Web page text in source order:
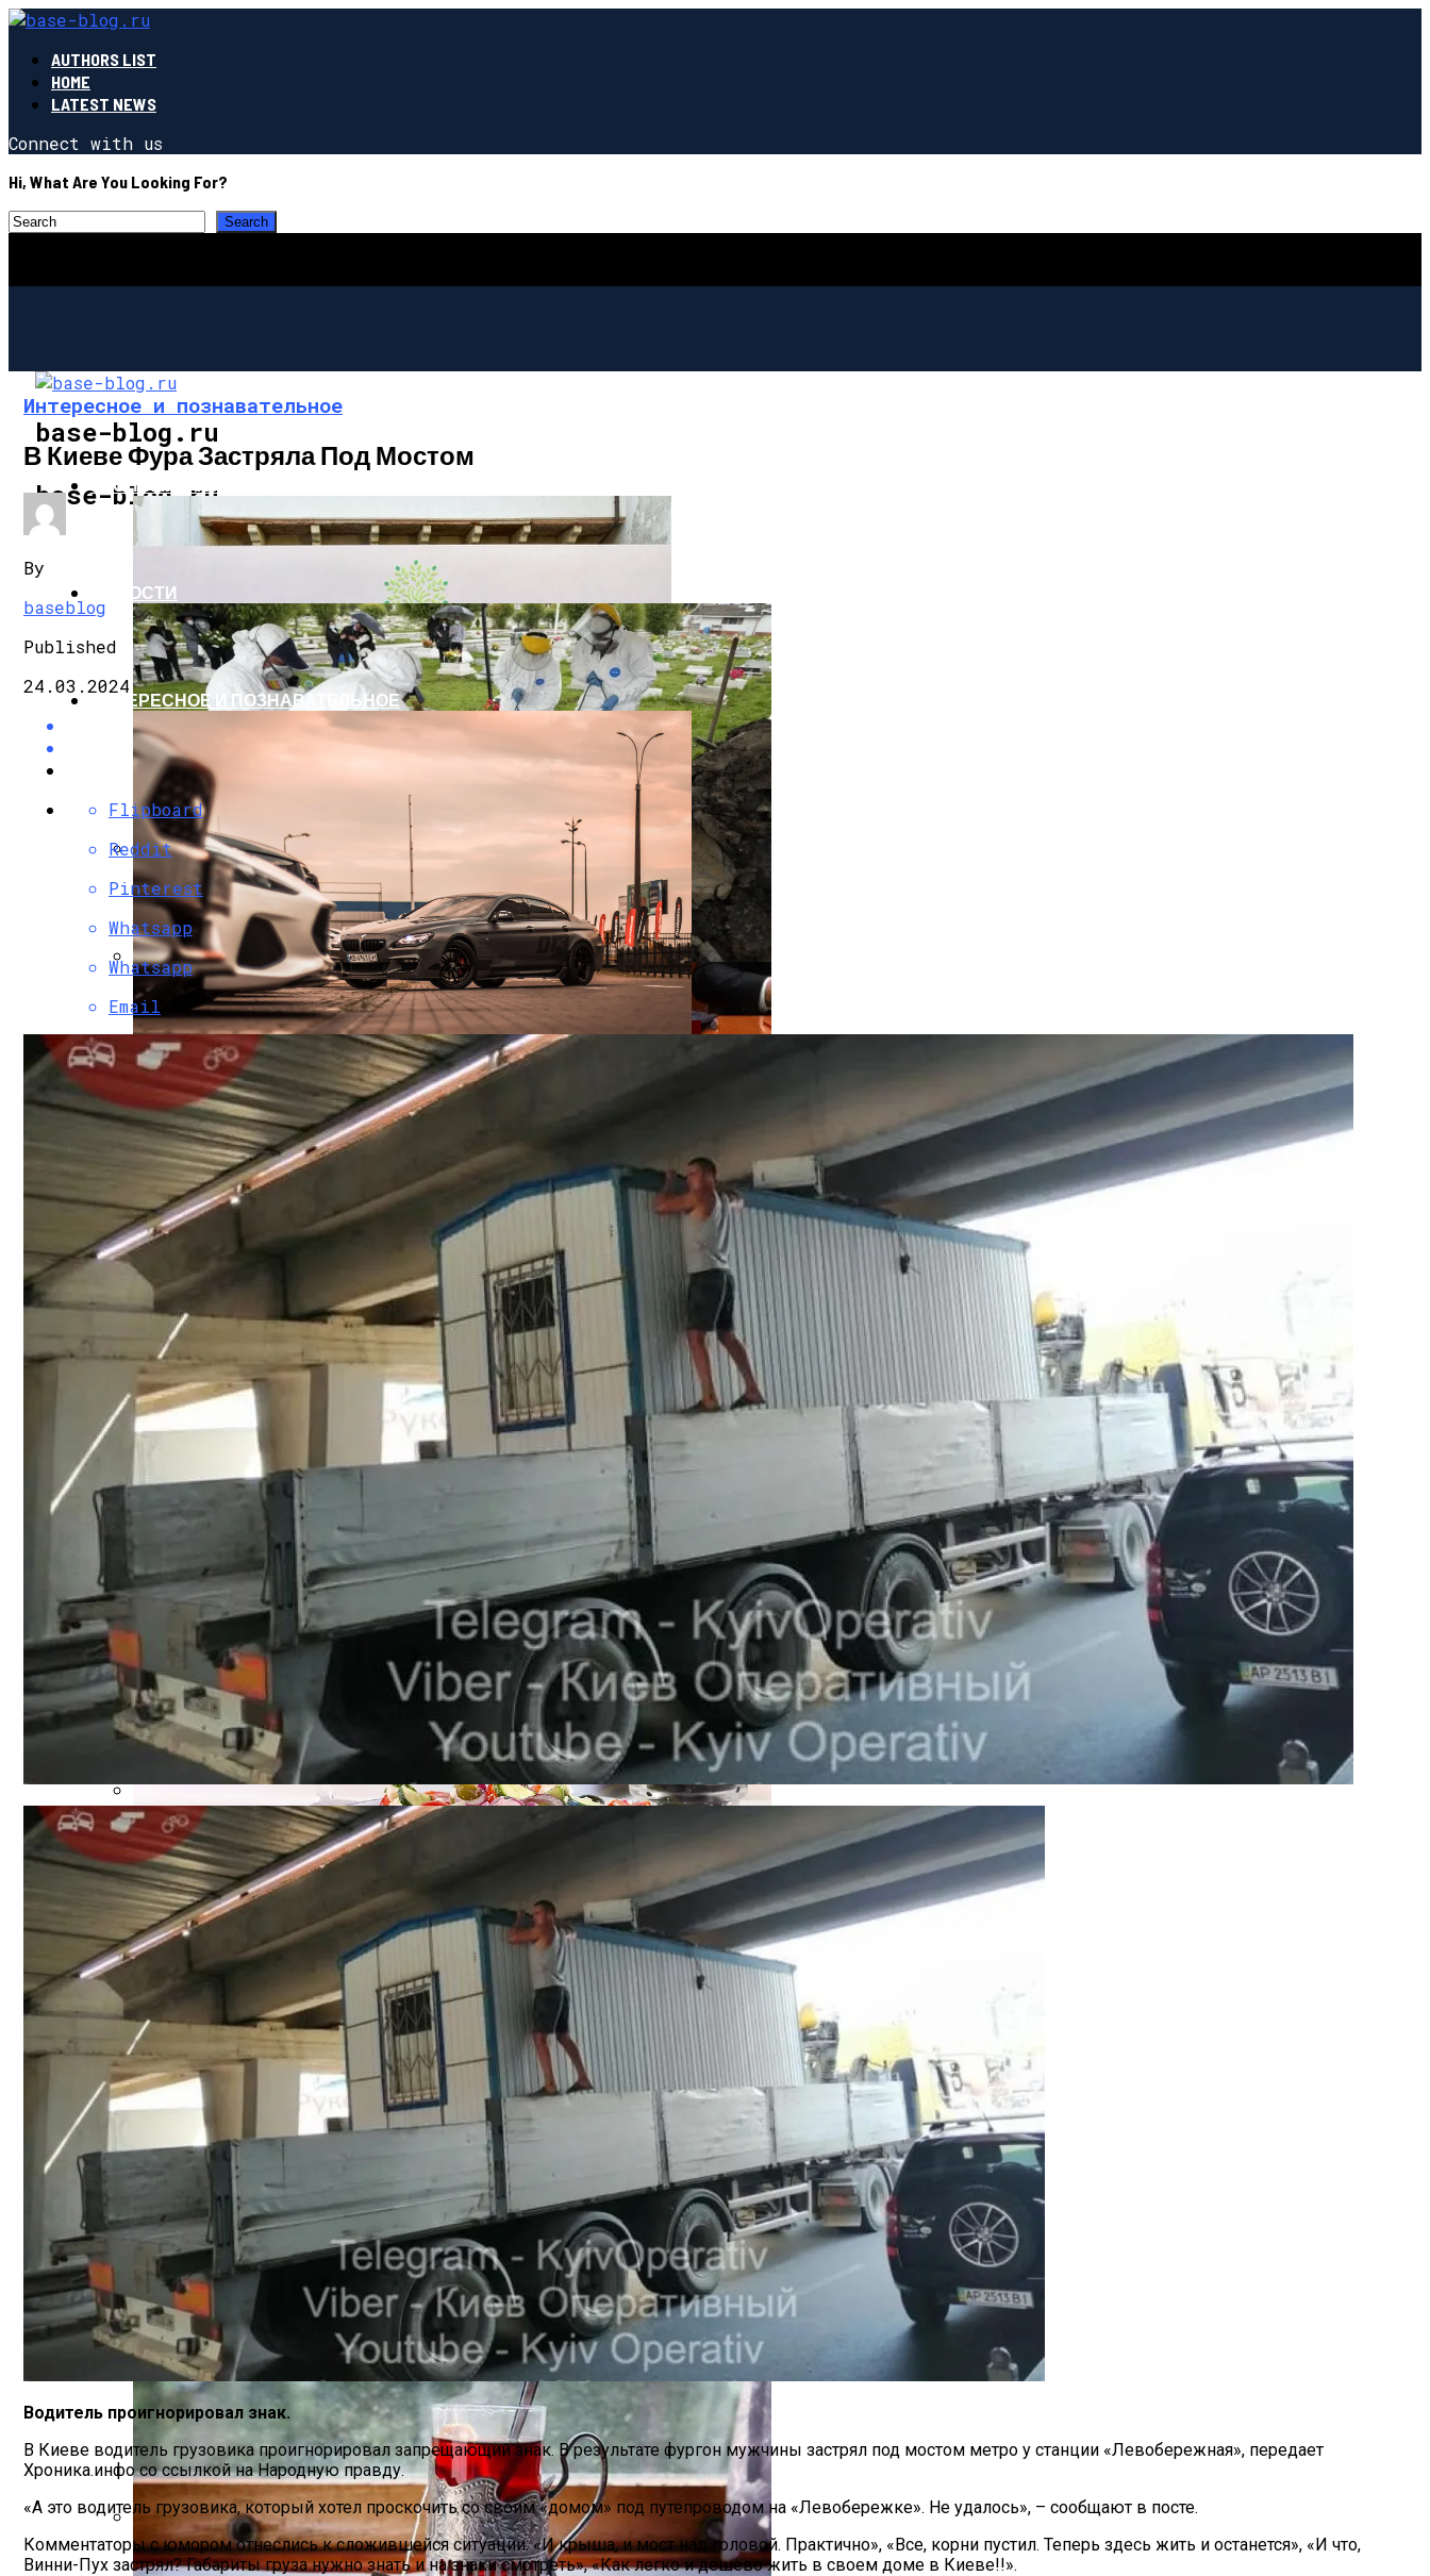
AUTHORS LIST
HOME
LATEST NEWS
Connect with us
Hi, What Are You Looking For?
base-blog.ru
base-blog.ru
ЭКОНОМИКА И ПОЛИТИКА
G7 Договорились Регулировать Искусственный Интеллект
Растущая Концентрация Власти В Руках Си Цзиньпина: Мир Не Обмануть
Военные Рельсы Спасут Британскую Экономику?
На Какую Зарплату Могут Рассчитывать Украинцы За Рубежом: Советы Для Беженцев
Международная Реакция На Тарифы Трампа: Что Стоит На Кону
НОВОСТИ
Коронавирус В США Оказался Смертоноснее «испанки» 1918 Года
Извержение Вулкана На Юге Исландии: Чрезвычайное Положение И Эвакуация
Индия Не Будет Спрашивать Разрешения На Запуск Моделей ИИ
Вредно, Но Выгодно: В США Запрет На Асбест Приняли Только Сейчас
ИНТЕРЕСНОЕ И ПОЗНАВАТЕЛЬНОЕ
В Киеве Устроили Пробег Суперкаров
В Полиции Провели Совещание Накануне Крестного Хода В Киеве
Как Сочетать Вина С Салатами: Делится Опытом АЛКОМАГ
В Киеве Вновь Ожидаются Дожди
Интересное и познавательное
В Киеве Фура Застряла Под Мостом
By
baseblog
Published
24.03.2024
Flipboard
Reddit
Pinterest
Whatsapp
Whatsapp
Email
Водитель проигнорировал знак.
В Киеве водитель грузовика проигнорировал запрещающий знак. В результате фургон мужчины застрял под мостом метро у станции «Левобережная», передает
Хроника.инфо со ссылкой на Народную правду.
«А это водитель грузовика, который хотел проскочить со своим «домом» под путепроводом на «Левобережке». Не удалось», – сообщают в посте.
Комментаторы с юмором отнеслись к сложившейся ситуации: «И крыша, и мост над головой. Практично», «Все, корни пустил. Теперь здесь жить и останется», «И что,
Винни-Пух застрял? Габариты груза нужно знать и на знаки смотреть», «Как легко и дешево жить в своем доме в Киеве!!».